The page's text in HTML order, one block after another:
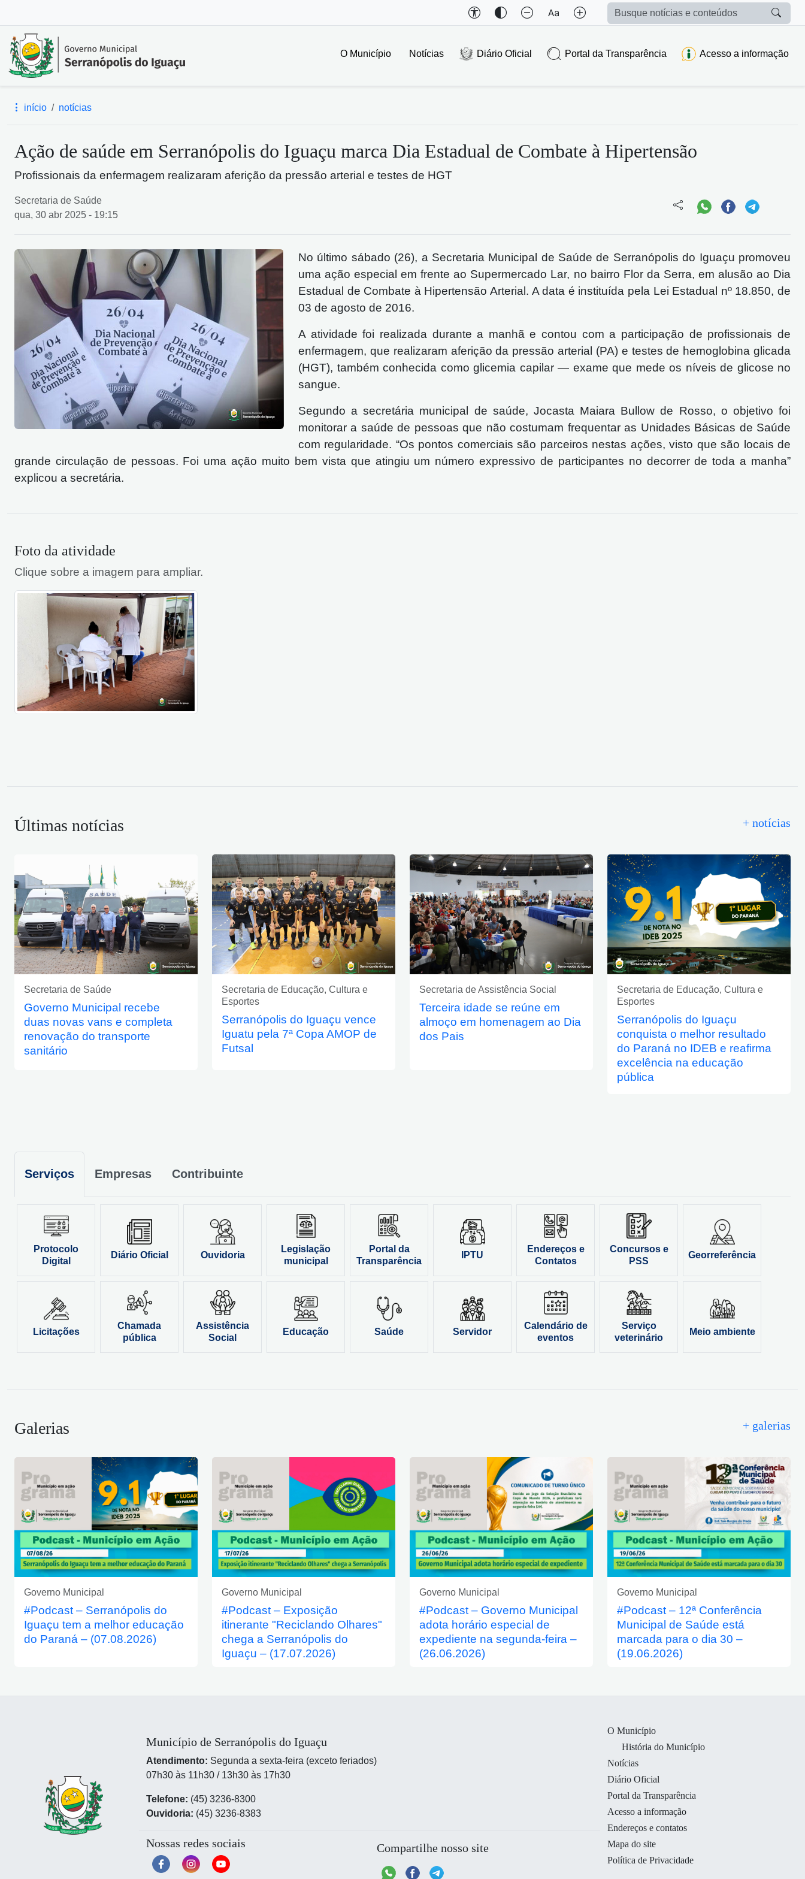
O Município Notícias Diário Oficial Portal da Transparência Acesso a informação
início notícias
Ação de saúde em Serranópolis do Iguaçu marca Dia Estadual de Combate à Hipertensão
Profissionais da enfermagem realizaram aferição da pressão arterial e testes de HGT
Secretaria de Saúde
qua, 30 abr 2025 - 19:15
No último sábado (26), a Secretaria Municipal de Saúde de Serranópolis do Iguaçu promoveu
uma ação especial em frente ao Supermercado Lar, no bairro Flor da Serra, em alusão ao Dia
Estadual de Combate à Hipertensão Arterial. A data é instituída pela Lei Estadual nº 18.850, de
03 de agosto de 2016.
A atividade foi realizada durante a manhã e contou com a participação de profissionais de
enfermagem, que realizaram aferição da pressão arterial (PA) e testes de hemoglobina glicada
(HGT), também conhecida como glicemia capilar — exame que mede os níveis de glicose no
sangue.
Segundo a secretária municipal de saúde, Jocasta Maiara Bullow de Rosso, o objetivo foi
monitorar a saúde de pessoas que não costumam frequentar as Unidades Básicas de Saúde
com regularidade. “Os pontos comerciais são parceiros nestas ações, visto que são locais de
grande circulação de pessoas. Foi uma ação muito bem vista que atingiu um número expressivo de participantes no decorrer de toda a manha”
explicou a secretária.
Foto da atividade
Clique sobre a imagem para ampliar.
Últimas notícias + notícias
Secretaria de Saúde
Governo Municipal recebe
duas novas vans e completa
renovação do transporte
sanitário
Secretaria de Educação, Cultura e
Esportes
Serranópolis do Iguaçu vence
Iguatu pela 7ª Copa AMOP de
Futsal
Secretaria de Assistência Social
Terceira idade se reúne em
almoço em homenagem ao Dia
dos Pais
Secretaria de Educação, Cultura e
Esportes
Serranópolis do Iguaçu
conquista o melhor resultado
do Paraná no IDEB e reafirma
excelência na educação
pública
Serviços Empresas Contribuinte
Protocolo
Digital
Diário Oficial Ouvidoria
Legislação
municipal
Portal da
Transparência
IPTU
Endereços e
Contatos
Concursos e
PSS
Georreferência
Licitações
Chamada
pública
Assistência
Social
Educação Saúde Servidor
Calendário de
eventos
Serviço
veterinário
Meio ambiente
Galerias + galerias
Governo Municipal
#Podcast – Serranópolis do
Iguaçu tem a melhor educação
do Paraná – (07.08.2026)
Governo Municipal
#Podcast – Exposição
itinerante "Reciclando Olhares"
chega a Serranópolis do
Iguaçu – (17.07.2026)
Governo Municipal
#Podcast – Governo Municipal
adota horário especial de
expediente na segunda-feira –
(26.06.2026)
Governo Municipal
#Podcast – 12ª Conferência
Municipal de Saúde está
marcada para o dia 30 –
(19.06.2026)
Município de Serranópolis do Iguaçu
Atendimento: Segunda a sexta-feira (exceto feriados)
07h30 às 11h30 / 13h30 às 17h30
Telefone: (45) 3236-8300
Ouvidoria: (45) 3236-8383
Nossas redes sociais Compartilhe nosso site
O Município
História do Município
Notícias
Diário Oficial
Portal da Transparência
Acesso a informação
Endereços e contatos
Mapa do site
Política de Privacidade